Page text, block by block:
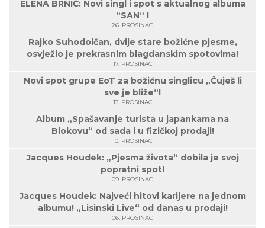
ELENA BRNIĆ: Novi singl i spot s aktualnog albuma
“SAN“ !
26. PROSINAC
Rajko Suhodolčan, dvije stare božićne pjesme,
osvježio je prekrasnim blagdanskim spotovima!
17. PROSINAC
Novi spot grupe EoT za božićnu singlicu „Čuješ li
sve je bliže“!
13. PROSINAC
Album „Spašavanje turista u japankama na
Biokovu“ od sada i u fizičkoj prodaji!
10. PROSINAC
Jacques Houdek: „Pjesma života“ dobila je svoj
popratni spot!
09. PROSINAC
Jacques Houdek: Najveći hitovi karijere na jednom
albumu! „Lisinski Live“ od danas u prodaji!
06. PROSINAC